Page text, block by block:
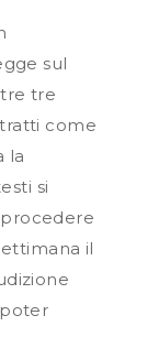
sul
tre
come
la
si
il